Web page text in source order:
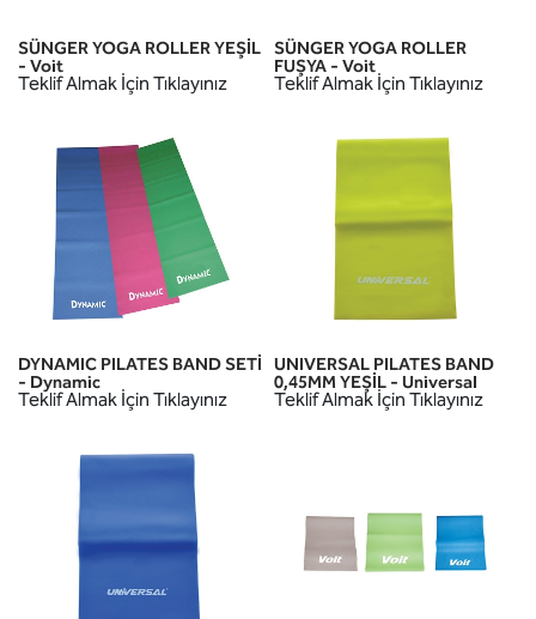
SÜNGER YOGA ROLLER YEŞİL
- Voit
Teklif Almak İçin Tıklayınız
SÜNGER YOGA ROLLER
FUŞYA - Voit
Teklif Almak İçin Tıklayınız
DYNAMIC PILATES BAND SETİ
- Dynamic
Teklif Almak İçin Tıklayınız
UNIVERSAL PILATES BAND
0,45MM YEŞİL - Universal
Teklif Almak İçin Tıklayınız